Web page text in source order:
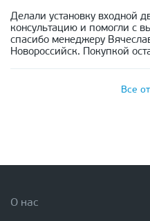
Делали установку входной
консультацию и помогли с
спасибо менеджеру
Новороссийск. Покупкой
Все
О нас